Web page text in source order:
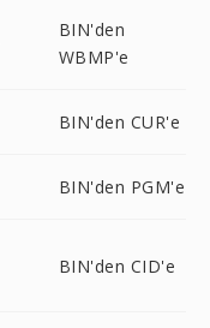
BIN'den
WBMP'e
BIN'den CUR'e
BIN'den PGM'e
BIN'den CID'e